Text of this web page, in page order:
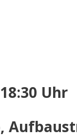
Uhr